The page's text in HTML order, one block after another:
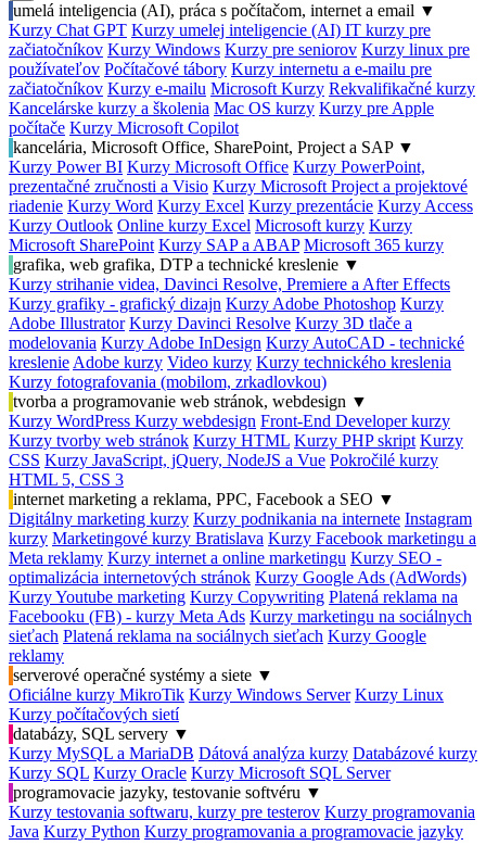
umelá inteligencia (AI), práca s počítačom, internet a email ▼
Kurzy Chat GPT Kurzy umelej inteligencie (AI) IT kurzy pre
začiatočníkov Kurzy Windows Kurzy pre seniorov Kurzy linux pre
používateľov Počítačové tábory Kurzy internetu a e-mailu pre
začiatočníkov Kurzy e-mailu Microsoft Kurzy Rekvalifikačné kurzy
Kancelárske kurzy a školenia Mac OS kurzy Kurzy pre Apple
počítače Kurzy Microsoft Copilot
kancelária, Microsoft Office, SharePoint, Project a SAP ▼
Kurzy Power BI Kurzy Microsoft Office Kurzy PowerPoint,
prezentačné zručnosti a Visio Kurzy Microsoft Project a projektové
riadenie Kurzy Word Kurzy Excel Kurzy prezentácie Kurzy Access
Kurzy Outlook Online kurzy Excel Microsoft kurzy Kurzy
Microsoft SharePoint Kurzy SAP a ABAP Microsoft 365 kurzy
grafika, web grafika, DTP a technické kreslenie ▼
Kurzy strihanie videa, Davinci Resolve, Premiere a After Effects
Kurzy grafiky - grafický dizajn Kurzy Adobe Photoshop Kurzy
Adobe Illustrator Kurzy Davinci Resolve Kurzy 3D tlače a
modelovania Kurzy Adobe InDesign Kurzy AutoCAD - technické
kreslenie Adobe kurzy Video kurzy Kurzy technického kreslenia
Kurzy fotografovania (mobilom, zrkadlovkou)
tvorba a programovanie web stránok, webdesign ▼
Kurzy WordPress Kurzy webdesign Front-End Developer kurzy
Kurzy tvorby web stránok Kurzy HTML Kurzy PHP skript Kurzy
CSS Kurzy JavaScript, jQuery, NodeJS a Vue Pokročilé kurzy
HTML 5, CSS 3
internet marketing a reklama, PPC, Facebook a SEO ▼
Digitálny marketing kurzy Kurzy podnikania na internete Instagram
kurzy Marketingové kurzy Bratislava Kurzy Facebook marketingu a
Meta reklamy Kurzy internet a online marketingu Kurzy SEO -
optimalizácia internetových stránok Kurzy Google Ads (AdWords)
Kurzy Youtube marketing Kurzy Copywriting Platená reklama na
Facebooku (FB) - kurzy Meta Ads Kurzy marketingu na sociálnych
sieťach Platená reklama na sociálnych sieťach Kurzy Google
reklamy
serverové operačné systémy a siete ▼
Oficiálne kurzy MikroTik Kurzy Windows Server Kurzy Linux
Kurzy počítačových sietí
databázy, SQL servery ▼
Kurzy MySQL a MariaDB Dátová analýza kurzy Databázové kurzy
Kurzy SQL Kurzy Oracle Kurzy Microsoft SQL Server
programovacie jazyky, testovanie softvéru ▼
Kurzy testovania softwaru, kurzy pre testerov Kurzy programovania
Java Kurzy Python Kurzy programovania a programovacie jazyky